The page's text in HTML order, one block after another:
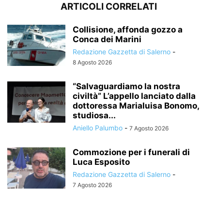
ARTICOLI CORRELATI
Collisione, affonda gozzo a
Conca dei Marini
Redazione Gazzetta di Salerno -
8 Agosto 2026
“Salvaguardiamo la nostra
civiltà” L’appello lanciato dalla
dottoressa Marialuisa Bonomo,
studiosa...
Aniello Palumbo - 7 Agosto 2026
Commozione per i funerali di
Luca Esposito
Redazione Gazzetta di Salerno -
7 Agosto 2026